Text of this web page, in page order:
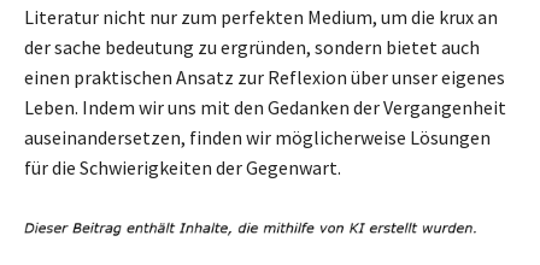
Literatur nicht nur zum perfekten Medium, um die krux an
der sache bedeutung zu ergründen, sondern bietet auch
einen praktischen Ansatz zur Reflexion über unser eigenes
Leben. Indem wir uns mit den Gedanken der Vergangenheit
auseinandersetzen, finden wir möglicherweise Lösungen
für die Schwierigkeiten der Gegenwart.